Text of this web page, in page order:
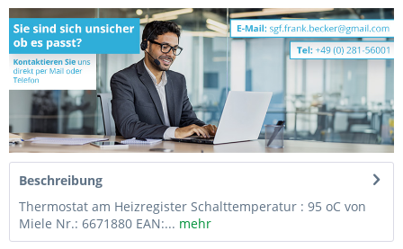
Beschreibung
Thermostat am Heizregister Schalttemperatur : 95 oC von
Miele Nr.: 6671880 EAN:... mehr